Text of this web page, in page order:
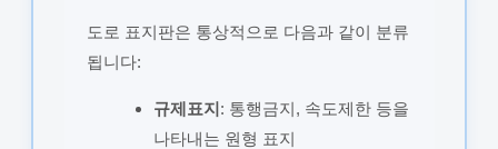
도로 표지판은 통상적으로 다음과 같이 분류
됩니다:
규제표지: 통행금지, 속도제한 등을
나타내는 원형 표지